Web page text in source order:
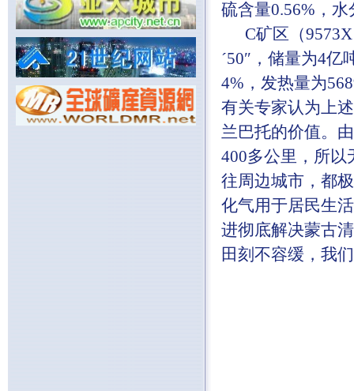
硫含量0.56%，
C矿区（9573X
´50″，储量为4
4%，发热量为
有关专家认为上
兰巴托的价值。
400多公里，所
往周边城市，都
化气用于居民生
进彻底解决蒙古
田刻不容缓，我